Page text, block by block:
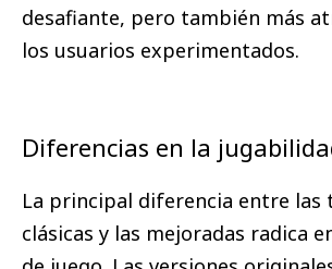
desafiante, pero también más
los usuarios experimentados.
Diferencias en la
La principal diferencia entre las
clásicas y las mejoradas radica